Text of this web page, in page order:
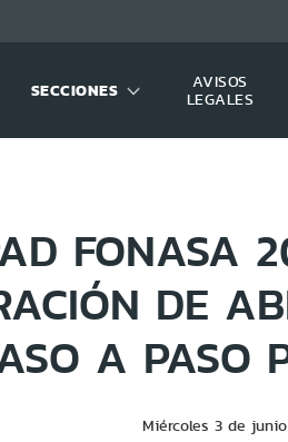
SECCIONES
AVISOS
LEGALES
FONASA
DE
A PASO
Miércoles 3 de